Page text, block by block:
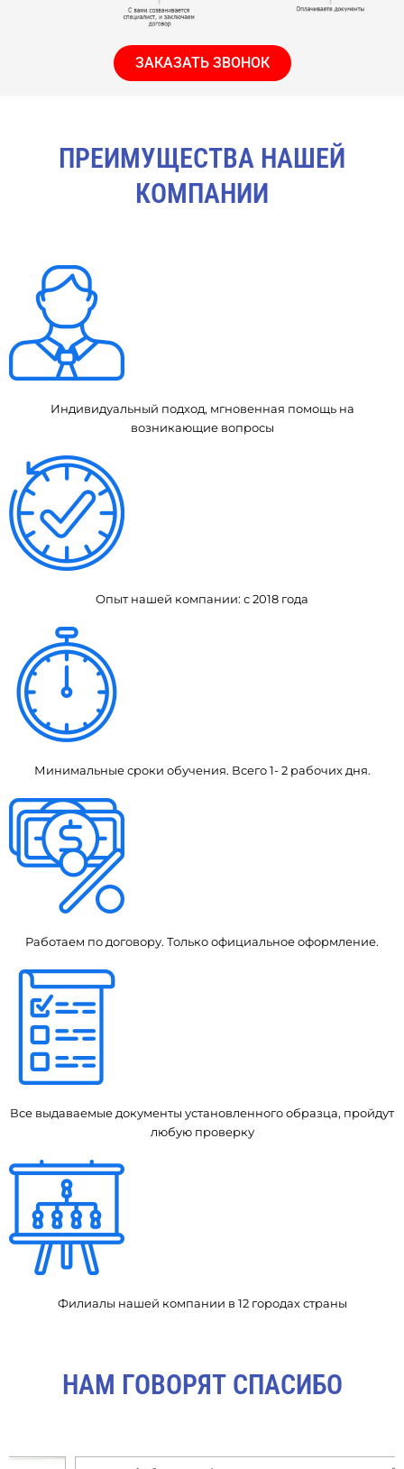
ЗАКАЗАТЬ ЗВОНОК
ПРЕИМУЩЕСТВА НАШЕЙ
КОМПАНИИ
Индивидуальный подход, мгновенная помощь на
возникающие вопросы
Опыт нашей компании: с 2018 года
Минимальные сроки обучения. Всего 1- 2 рабочих дня.
Работаем по договору. Только официальное оформление.
Все выдаваемые документы установленного образца, пройдут
любую проверку
Филиалы нашей компании в 12 городах страны
НАМ ГОВОРЯТ СПАСИБО